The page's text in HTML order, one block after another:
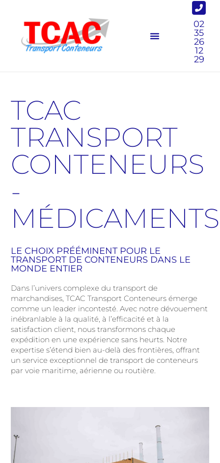
02
35
26
12
29
TCAC
TRANSPORT
CONTENEURS
-
MÉDICAMENTS
LE CHOIX PRÉÉMINENT POUR LE
TRANSPORT DE CONTENEURS DANS LE
MONDE ENTIER
Dans l’univers complexe du transport de
marchandises, TCAC Transport Conteneurs émerge
comme un leader incontesté. Avec notre dévouement
inébranlable à la qualité, à l’efficacité et à la
satisfaction client, nous transformons chaque
expédition en une expérience sans heurts. Notre
expertise s’étend bien au-delà des frontières, offrant
un service exceptionnel de transport de conteneurs
par voie maritime, aérienne ou routière.